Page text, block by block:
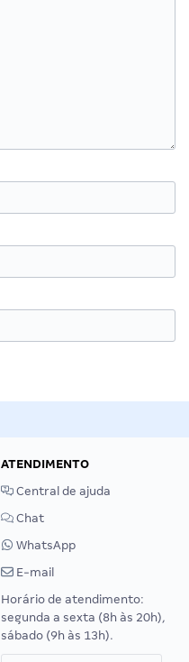
ATENDIMENTO
Central de ajuda
Chat
WhatsApp
E-mail
Horário de atendimento:
segunda a sexta (8h às 20h),
sábado (9h às 13h).